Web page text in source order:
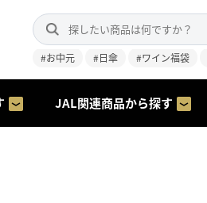
#お中元 #日傘 #ワイン福袋
JAL関連商品から探す